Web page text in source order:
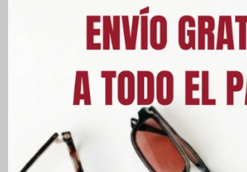
Cambios y Devoluciones
Medios de pago
Características
Descripción